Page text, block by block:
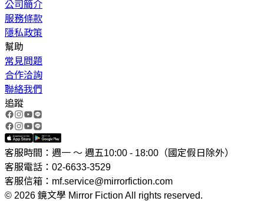
公司簡介
服務條款
隱私政策
幫助
常見問題
合作洽詢
聯絡我們
追蹤
客服時間：週一 ～ 週五10:00 - 18:00（國定假日除外）
客服電話：02-6633-3529
客服信箱：mf.service@mirrorfiction.com
© 2026 鏡文學 Mirror Fiction All rights reserved.